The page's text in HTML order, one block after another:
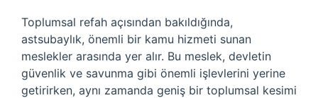
Toplumsal refah açısından bakıldığında,
astsubaylık, önemli bir kamu hizmeti sunan
meslekler arasında yer alır. Bu meslek, devletin
güvenlik ve savunma gibi önemli işlevlerini yerine
getirirken, aynı zamanda geniş bir toplumsal kesimi